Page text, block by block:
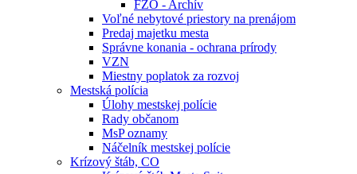
FZO - Archív
Voľné nebytové priestory na prenájom
Predaj majetku mesta
Správne konania - ochrana prírody
VZN
Miestny poplatok za rozvoj
Mestská polícia
Úlohy mestskej polície
Rady občanom
MsP oznamy
Náčelník mestskej polície
Krízový štáb, CO